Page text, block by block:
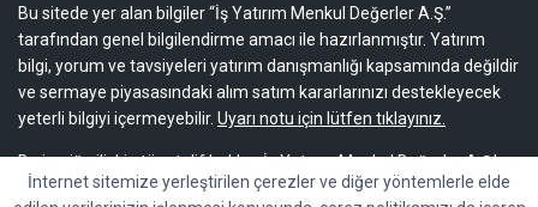
Bu sitede yer alan bilgiler “İş Yatırım Menkul Değerler A.Ş.”
tarafından genel bilgilendirme amacı ile hazırlanmıştır. Yatırım
bilgi, yorum ve tavsiyeleri yatırım danışmanlığı kapsamında değildir
ve sermaye piyasasındaki alım satım kararlarınızı destekleyecek
yeterli bilgiyi içermeyebilir. Uyarı notu için lütfen tıklayınız.
Bu içeriğe ilişkin tüm telif hakları İş Yatırım Menkul Değerler A.Ş.’ye
aittir. Bu içerik, açık iznimiz olmaksızın başkaları tarafından
İnternet sitemize yerleştirilen çerezler ve diğer yöntemlerle elde